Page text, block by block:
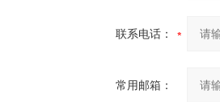
联系电话：
常用邮箱：